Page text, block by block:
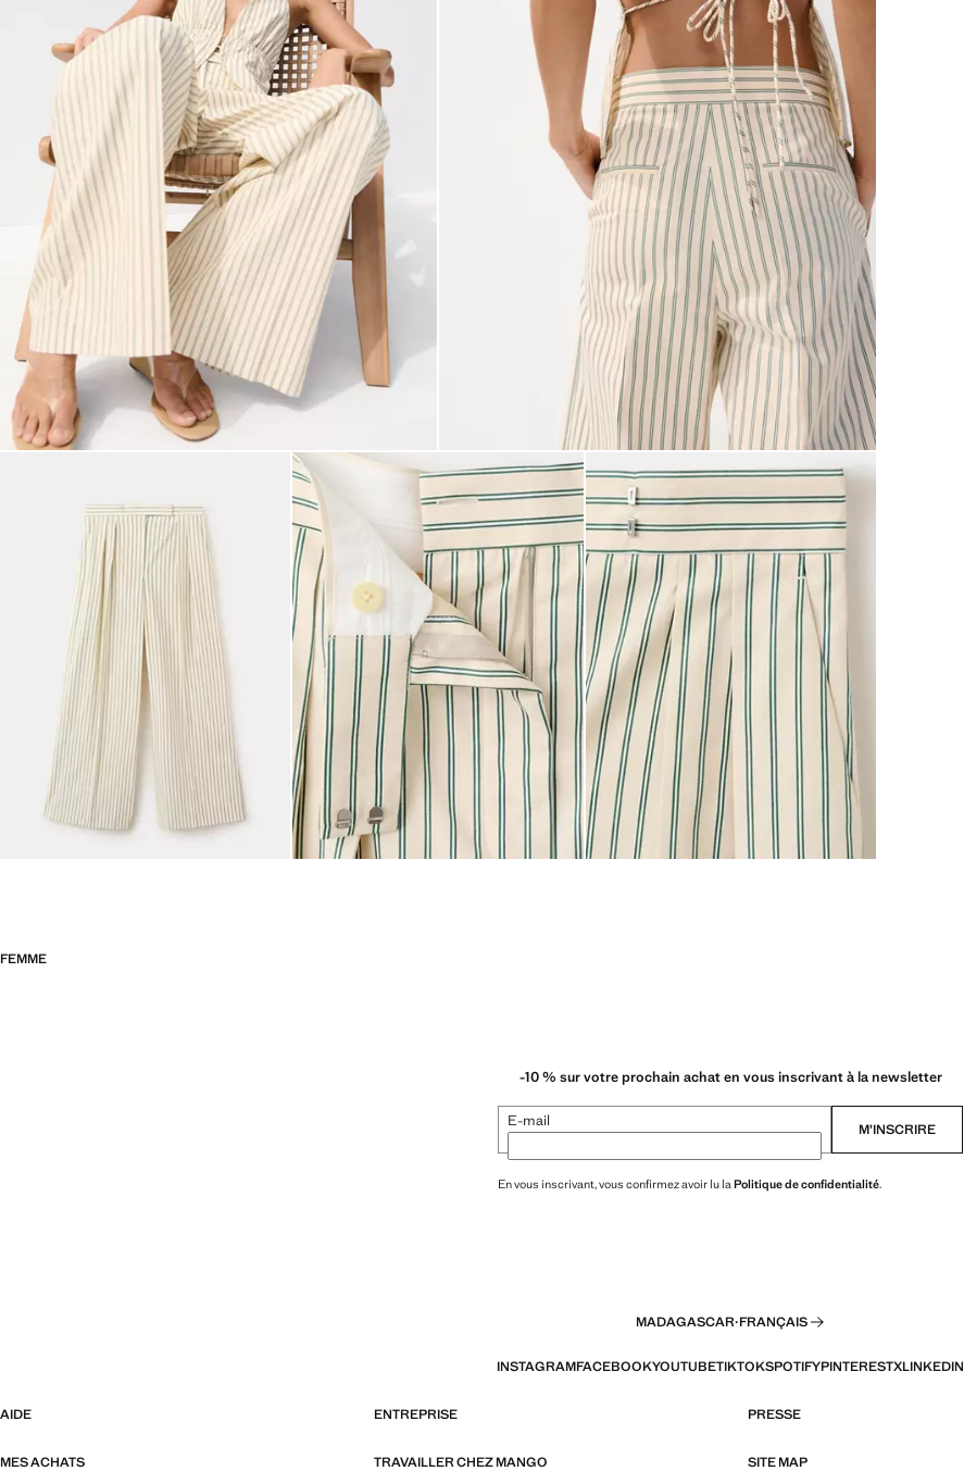
FEMME
-10 % sur votre prochain achat en vous inscrivant à la newsletter
E-mail M’INSCRIRE
En vous inscrivant, vous confirmez avoir lu laPolitique de confidentialité.
MADAGASCAR·FRANÇAIS
INSTAGRAMFACEBOOKYOUTUBETIKTOKSPOTIFYPINTERESTXLINKEDIN
AIDE ENTREPRISE PRESSE
MES ACHATS TRAVAILLER CHEZ MANGO SITE MAP